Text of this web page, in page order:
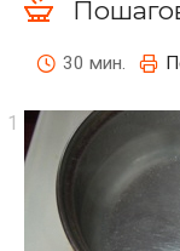
30 мин.